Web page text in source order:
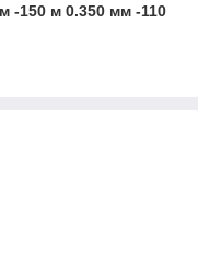
-150 м 0.350 мм -110